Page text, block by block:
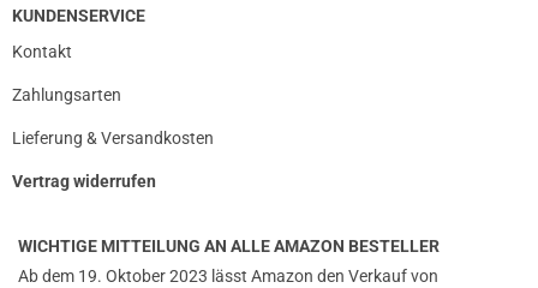
KUNDENSERVICE
Kontakt
Zahlungsarten
Lieferung & Versandkosten
Vertrag widerrufen
WICHTIGE MITTEILUNG AN ALLE AMAZON BESTELLER
Ab dem 19. Oktober 2023 lässt Amazon den Verkauf von